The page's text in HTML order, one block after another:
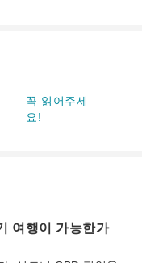
꼭 읽어주세
요!
여행이 가능한가